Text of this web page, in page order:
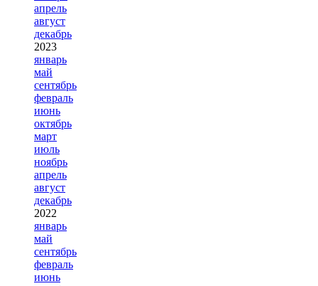
апрель
август
декабрь
2023
январь
май
сентябрь
февраль
июнь
октябрь
март
июль
ноябрь
апрель
август
декабрь
2022
январь
май
сентябрь
февраль
июнь